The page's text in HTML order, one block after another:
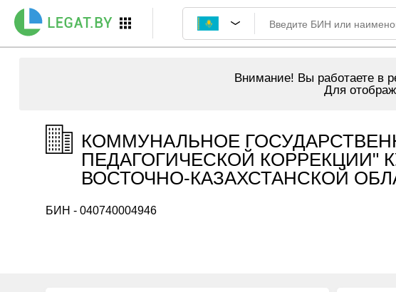
Внимание! Вы работаете в
Для
КОММУНАЛЬНОЕ
ПЕДАГОГИЧЕСКОЙ КОРРЕКЦИИ"
ВОСТОЧНО-КАЗАХСТАНСКОЙ
БИН - 040740004946